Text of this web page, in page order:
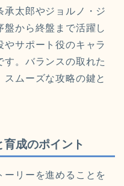
承太郎やジョルノ・ジ
盤から終盤まで活躍し
やサポート役のキャラ
す。バランスの取れた
ムーズな攻略の鍵と
成のポイント
ーリーを進めることを